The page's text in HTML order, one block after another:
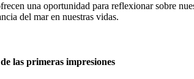
una oportunidad para reflexionar sobre
del mar en nuestras vidas.
las primeras impresiones